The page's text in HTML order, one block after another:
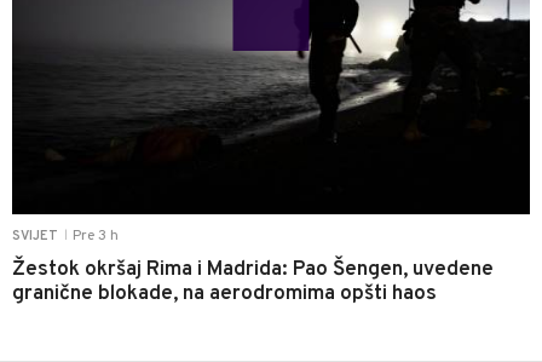
SVIJET Pre 3 h
Žestok okršaj Rima i Madrida: Pao Šengen, uvedene
granične blokade, na aerodromima opšti haos